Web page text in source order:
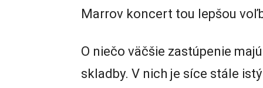
Marrov koncert tou lepšou
O niečo väčšie zastúpenie
skladby. V nich je síce stále